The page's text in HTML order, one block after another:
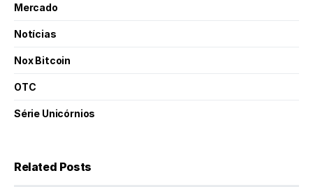
Mercado
Notícias
Nox Bitcoin
OTC
Série Unicórnios
Related Posts